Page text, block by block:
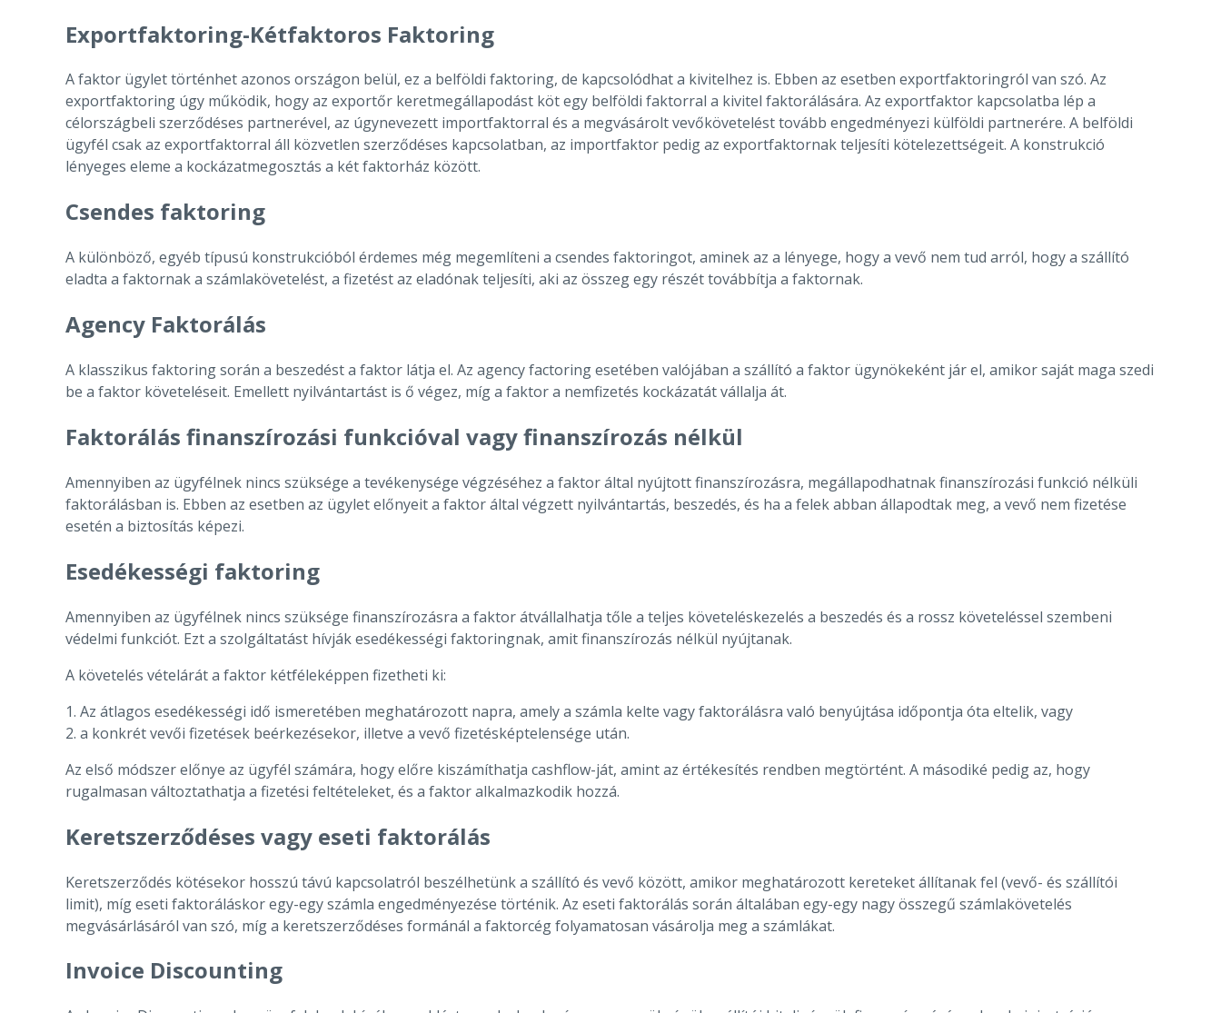
Exportfaktoring-Kétfaktoros Faktoring
A faktor ügylet történhet azonos országon belül, ez a belföldi faktoring, de kapcsolódhat a kivitelhez is. Ebben az esetben exportfaktoringról van szó. Az
exportfaktoring úgy működik, hogy az exportőr keretmegállapodást köt egy belföldi faktorral a kivitel faktorálására. Az exportfaktor kapcsolatba lép a
célországbeli szerződéses partnerével, az úgynevezett importfaktorral és a megvásárolt vevőkövetelést tovább engedményezi külföldi partnerére. A belföldi
ügyfél csak az exportfaktorral áll közvetlen szerződéses kapcsolatban, az importfaktor pedig az exportfaktornak teljesíti kötelezettségeit. A konstrukció
lényeges eleme a kockázatmegosztás a két faktorház között.
Csendes faktoring
A különböző, egyéb típusú konstrukcióból érdemes még megemlíteni a csendes faktoringot, aminek az a lényege, hogy a vevő nem tud arról, hogy a szállító
eladta a faktornak a számlakövetelést, a fizetést az eladónak teljesíti, aki az összeg egy részét továbbítja a faktornak.
Agency Faktorálás
A klasszikus faktoring során a beszedést a faktor látja el. Az agency factoring esetében valójában a szállító a faktor ügynökeként jár el, amikor saját maga szedi
be a faktor követeléseit. Emellett nyilvántartást is ő végez, míg a faktor a nemfizetés kockázatát vállalja át.
Faktorálás finanszírozási funkcióval vagy finanszírozás nélkül
Amennyiben az ügyfélnek nincs szüksége a tevékenysége végzéséhez a faktor által nyújtott finanszírozásra, megállapodhatnak finanszírozási funkció nélküli
faktorálásban is. Ebben az esetben az ügylet előnyeit a faktor által végzett nyilvántartás, beszedés, és ha a felek abban állapodtak meg, a vevő nem fizetése
esetén a biztosítás képezi.
Esedékességi faktoring
Amennyiben az ügyfélnek nincs szüksége finanszírozásra a faktor átvállalhatja tőle a teljes követeléskezelés a beszedés és a rossz követeléssel szembeni
védelmi funkciót. Ezt a szolgáltatást hívják esedékességi faktoringnak, amit finanszírozás nélkül nyújtanak.
A követelés vételárát a faktor kétféleképpen fizetheti ki:
Az átlagos esedékességi idő ismeretében meghatározott napra, amely a számla kelte vagy faktorálásra való benyújtása időpontja óta eltelik, vagy
a konkrét vevői fizetések beérkezésekor, illetve a vevő fizetésképtelensége után.
Az első módszer előnye az ügyfél számára, hogy előre kiszámíthatja cashflow-ját, amint az értékesítés rendben megtörtént. A másodiké pedig az, hogy
rugalmasan változtathatja a fizetési feltételeket, és a faktor alkalmazkodik hozzá.
Keretszerződéses vagy eseti faktorálás
Keretszerződés kötésekor hosszú távú kapcsolatról beszélhetünk a szállító és vevő között, amikor meghatározott kereteket állítanak fel (vevő- és szállítói
limit), míg eseti faktoráláskor egy-egy számla engedményezése történik. Az eseti faktorálás során általában egy-egy nagy összegű számlakövetelés
megvásárlásáról van szó, míg a keretszerződéses formánál a faktorcég folyamatosan vásárolja meg a számlákat.
Invoice Discounting